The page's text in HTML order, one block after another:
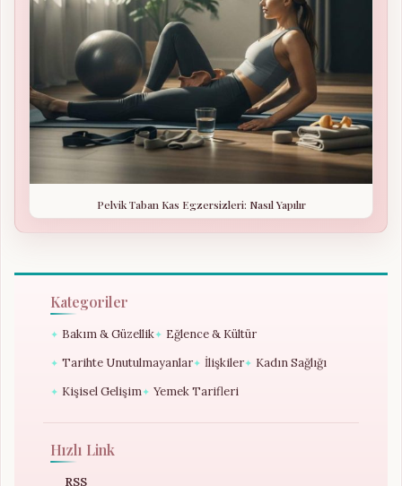
Pelvik Taban Kas Egzersizleri: Nasıl Yapılır
Kategoriler
✦ Bakım & Güzellik✦ Eğlence & Kültür
✦ Tarihte Unutulmayanlar✦ İlişkiler✦ Kadın Sağlığı
✦ Kişisel Gelişim✦ Yemek Tarifleri
Hızlı Link
RSS